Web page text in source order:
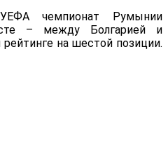
чемпионат Румынии
– между Болгарией и
на шестой позиции.